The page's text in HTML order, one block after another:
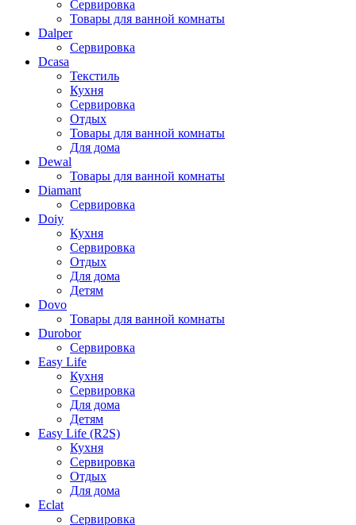
Сервировка
Товары для ванной комнаты
Dalper
Сервировка
Dcasa
Текстиль
Кухня
Сервировка
Отдых
Товары для ванной комнаты
Для дома
Dewal
Товары для ванной комнаты
Diamant
Сервировка
Doiy
Кухня
Сервировка
Отдых
Для дома
Детям
Dovo
Товары для ванной комнаты
Durobor
Сервировка
Easy Life
Кухня
Сервировка
Для дома
Детям
Easy Life (R2S)
Кухня
Сервировка
Отдых
Для дома
Eclat
Сервировка